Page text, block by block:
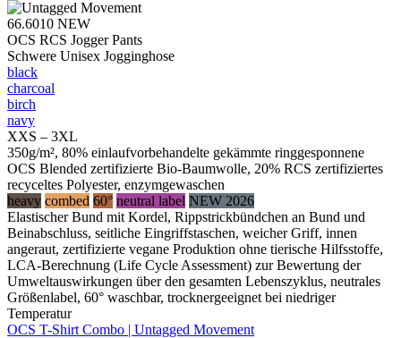
66.6010 NEW
OCS RCS Jogger Pants
Schwere Unisex Jogginghose
black
charcoal
birch
navy
XXS – 3XL
350g/m², 80% einlaufvorbehandelte gekämmte ringgesponnene
OCS Blended zertifizierte Bio-Baumwolle, 20% RCS zertifiziertes
recyceltes Polyester, enzymgewaschen
heavy combed 60° neutral label NEW 2026
Elastischer Bund mit Kordel, Rippstrickbündchen an Bund und
Beinabschluss, seitliche Eingriffstaschen, weicher Griff, innen
angeraut, zertifizierte vegane Produktion ohne tierische Hilfsstoffe,
LCA-Berechnung (Life Cycle Assessment) zur Bewertung der
Umweltauswirkungen über den gesamten Lebenszyklus, neutrales
Größenlabel, 60° waschbar, trocknergeeignet bei niedriger
Temperatur
OCS T-Shirt Combo | Untagged Movement